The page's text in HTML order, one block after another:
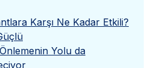
Karşı Ne Kadar Etkili?
Yolu da